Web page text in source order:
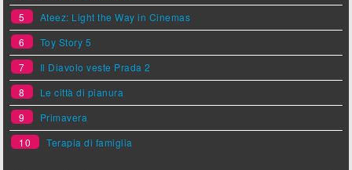
5
Ateez: Light the Way in Cinemas
6
Toy Story 5
7
Il Diavolo veste Prada 2
8
Le città di pianura
9
Primavera
10
Terapia di famiglia